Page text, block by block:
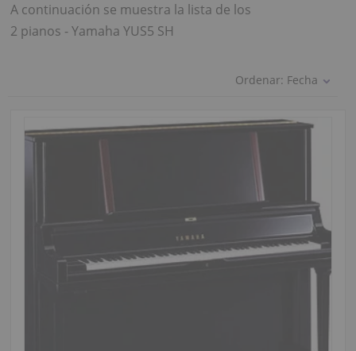
A continuación se muestra la lista de los
2 pianos - Yamaha YUS5 SH
Ordenar: Fecha